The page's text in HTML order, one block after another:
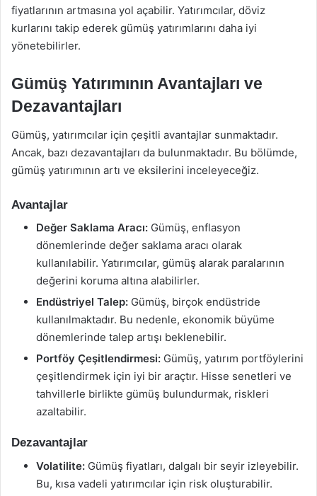
fiyatlarının artmasına yol açabilir. Yatırımcılar, döviz
kurlarını takip ederek gümüş yatırımlarını daha iyi
yönetebilirler.
Gümüş Yatırımının Avantajları ve
Dezavantajları
Gümüş, yatırımcılar için çeşitli avantajlar sunmaktadır.
Ancak, bazı dezavantajları da bulunmaktadır. Bu bölümde,
gümüş yatırımının artı ve eksilerini inceleyeceğiz.
Avantajlar
Değer Saklama Aracı: Gümüş, enflasyon
dönemlerinde değer saklama aracı olarak
kullanılabilir. Yatırımcılar, gümüş alarak paralarının
değerini koruma altına alabilirler.
Endüstriyel Talep: Gümüş, birçok endüstride
kullanılmaktadır. Bu nedenle, ekonomik büyüme
dönemlerinde talep artışı beklenebilir.
Portföy Çeşitlendirmesi: Gümüş, yatırım portföylerini
çeşitlendirmek için iyi bir araçtır. Hisse senetleri ve
tahvillerle birlikte gümüş bulundurmak, riskleri
azaltabilir.
Dezavantajlar
Volatilite: Gümüş fiyatları, dalgalı bir seyir izleyebilir.
Bu, kısa vadeli yatırımcılar için risk oluşturabilir.